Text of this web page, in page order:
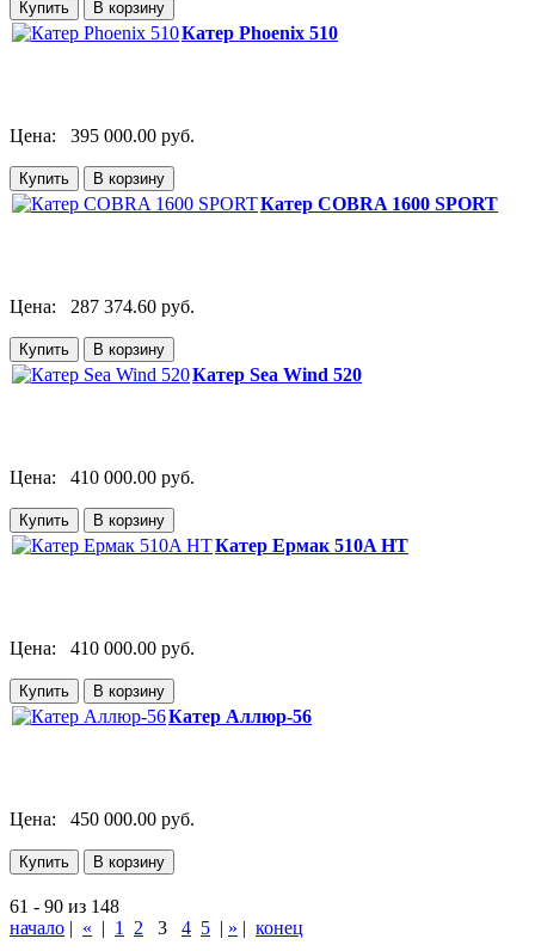
Катер Phoenix 510
Цена: 395 000.00 руб.
Катер COBRA 1600 SPORT
Цена: 287 374.60 руб.
Катер Sea Wind 520
Цена: 410 000.00 руб.
Катер Ермак 510A HT
Цена: 410 000.00 руб.
Катер Аллюр-56
Цена: 450 000.00 руб.
61 - 90 из 148
начало | « | 1 2 3 4 5 | » | конец